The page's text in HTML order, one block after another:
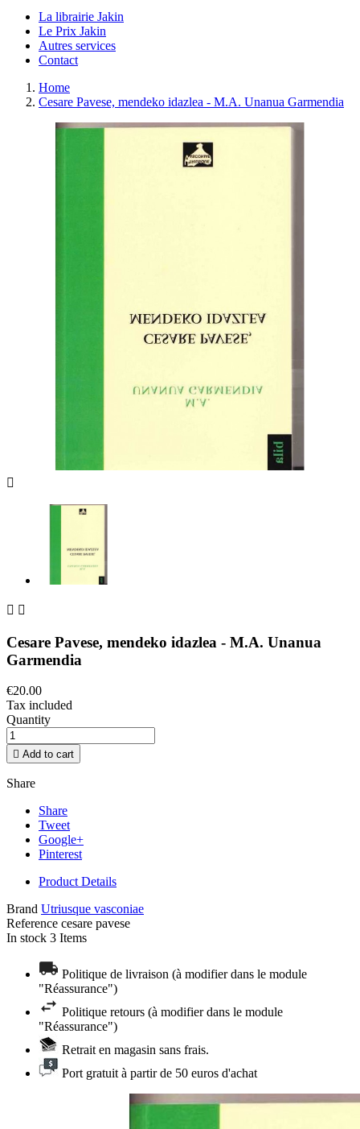
La librairie Jakin
Le Prix Jakin
Autres services
Contact
Home
Cesare Pavese, mendeko idazlea - M.A. Unanua Garmendia

 
Cesare Pavese, mendeko idazlea - M.A. Unanua
Garmendia
€20.00
Tax included
Quantity
 Add to cart
Share
Share
Tweet
Google+
Pinterest
Product Details
Brand Utriusque vasconiae
Reference cesare pavese
In stock 3 Items
Politique de livraison (à modifier dans le module
"Réassurance")
Politique retours (à modifier dans le module
"Réassurance")
Retrait en magasin sans frais.
Port gratuit à partir de 50 euros d'achat